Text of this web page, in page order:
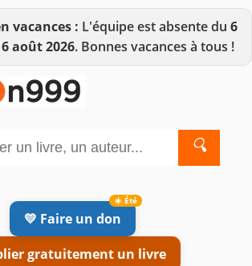
vacances : L'équipe est absente du 6
août 2026. Bonnes vacances à tous !
🔍
💛 Faire un don
gratuitement un livre